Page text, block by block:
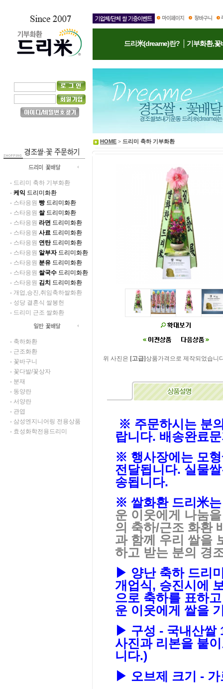
드리米(dreame)란? 기부화환,꽃
HOME > 드리미 축하 기부화환
드리미 축하 기부화환
케익 드리미화환
스타응원 빵드리미화환
스타응원 쌀드리미화환
스타응원 라면 드리미화환
스타응원 사료 드리미화환
스타응원 연탄드리미화환
스타응원 알부자드리미화환
스타응원 분유 드리미화환
스타응원 쌀국수 드리미화환
스타응원 김치 드리미화환
개업,승진,취임축하쌀화환
성당 결혼식 쌀봉헌
드리미 근조 쌀화환
축하화환
근조화환
꽃바구니
꽃다발/꽃상자
분재
동양란
서양란
관엽
삼성엔지니어링 전용상품
효성화학전용드리미
위 사진은 [고급]상품가격으로 제작되었습니
※ 주문하시는 분
랍니다. 배송완료
※ 행사장에는 모
전달됩니다. 실물
송됩니다.
※ 쌀화환 드리米는
운 이웃에게 나눔
의 축하/근조 화환
과 함께 우리 쌀을
하고 받는 분의 경
▶ 양난 축하 드리
개업식, 승진시에
으로 축하를 표하
운 이웃에게 쌀을
▶ 구성 - 국내산쌀
사진과 리본을 붙
니다.)
▶ 오브제 크기 -